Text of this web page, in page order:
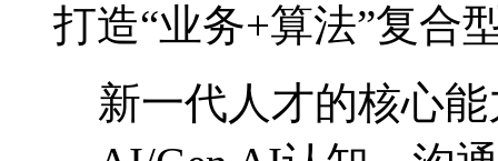
打造“业务+算法”复合
新一代人才的核心能力